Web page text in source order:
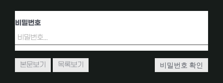
비밀번호
본문보기 목록보기 비밀번호 확인